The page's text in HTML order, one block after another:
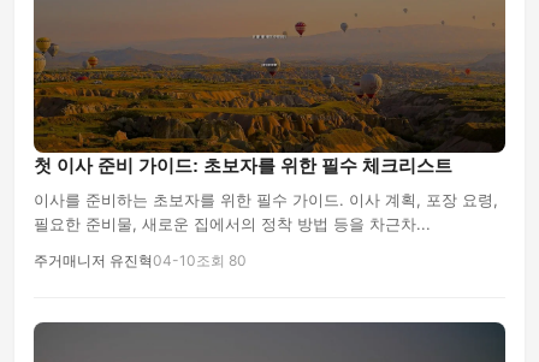
첫 이사 준비 가이드: 초보자를 위한 필수 체크리스트
이사를 준비하는 초보자를 위한 필수 가이드. 이사 계획, 포장 요령,
필요한 준비물, 새로운 집에서의 정착 방법 등을 차근차...
주거매니저 유진혁04-10조회 80